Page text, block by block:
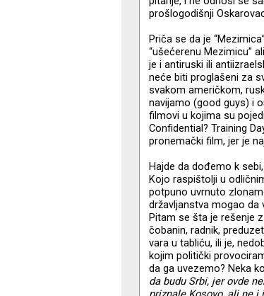
prošlogodišnji
Priča se da je
“ušećerenu Mezimicu”
je i antiruski ili
neće biti proglašeni za
svakom američkom,
navijamo (good guys) i
filmovi u kojima su
Confidential? Training
pronemački film, jer je
Hajde da dođemo k
Kojo raspištolji u
potpuno uvrnuto
državljanstva mogao da
Pitam se šta je rešenje
čobanin, radnik,
vara u tabliću, ili je,
kojim politički
da ga uvezemo? Neka
da budu Srbi, jer ovde